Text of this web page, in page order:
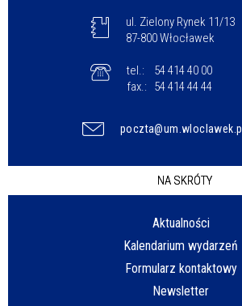
ul. Zielony Rynek 11/13
87-800 Włocławek
tel.:
54 414 40 00
fax.:
54 414 44 44
poczta@um.wloclawek.pl
NA SKRÓTY
Aktualności
Kalendarium wydarzeń
Formularz kontaktowy
Newsletter